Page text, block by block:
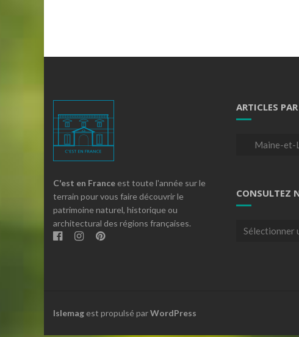
C'est en France est toute l'année sur le
terrain pour vous faire découvrir le
patrimoine naturel, historique ou
architectural des régions françaises.
ARTICLES
Articles
CONSULTEZ
Consultez
Islemag est propulsé parWordPress